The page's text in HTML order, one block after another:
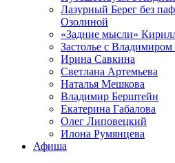
Лазурный Берег без
Озолиной
«Задние мысли»
Застолье с
Ирина Савкина
Светлана Артемьева
Наталья Мешкова
Владимир Берштейн
Екатерина Габалова
Олег Липовецкий
Илона Румянцева
Афиша